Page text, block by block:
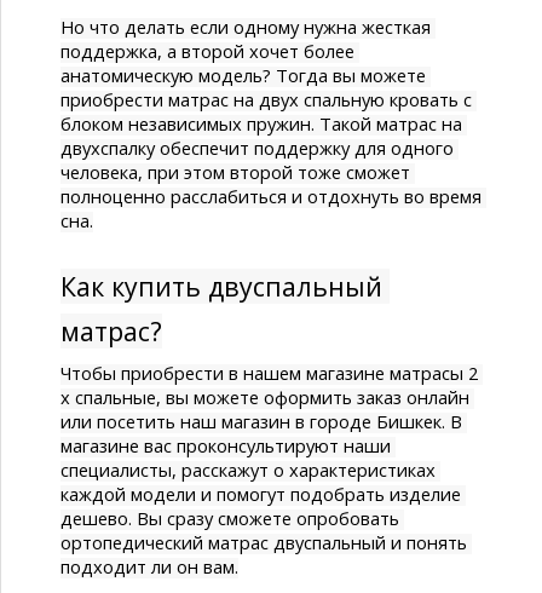
Но что делать если одному нужна жесткая
поддержка, а второй хочет более
анатомическую модель? Тогда вы можете
приобрести матрас на двух спальную кровать с
блоком независимых пружин. Такой матрас на
двухспалку обеспечит поддержку для одного
человека, при этом второй тоже сможет
полноценно расслабиться и отдохнуть во время
сна.
Как купить двуспальный
матрас?
Чтобы приобрести в нашем магазине матрасы 2
х спальные, вы можете оформить заказ онлайн
или посетить наш магазин в городе Бишкек. В
магазине вас проконсультируют наши
специалисты, расскажут о характеристиках
дешево
ортопедический матрас двуспальный и понять
подходит ли он вам.